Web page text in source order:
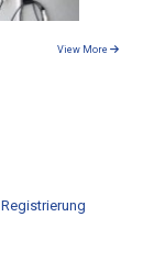
View More
Registrierung